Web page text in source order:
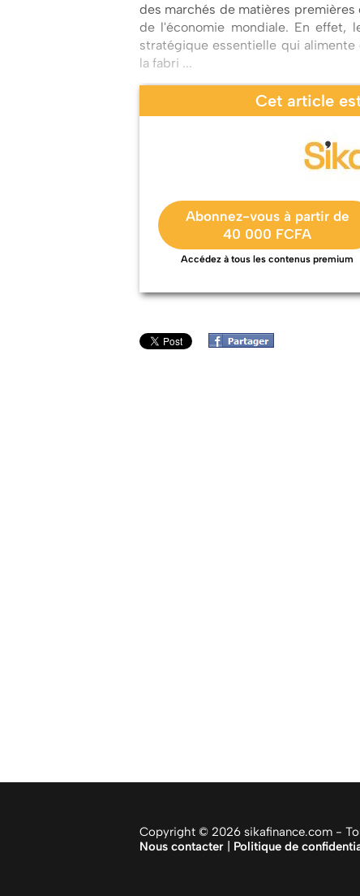
des marchés de matières
de l'économie mondiale. En effet,
stratégique essentielle qui
la fabri ...
Cet article
Abonnez-vous à partir de
40 000 FCFA
Accédez à tous les contenus premium
Copyright © 2026 sikafinance.com -
Nous contacter
Politique de